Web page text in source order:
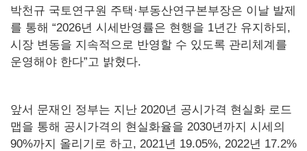
박천규 국토연구원 주택·부동산연구본부장은 이날 발제
를 통해 “2026년 시세반영률은 현행을 1년간 유지하되,
시장 변동을 지속적으로 반영할 수 있도록 관리체계를
운영해야 한다”고 밝혔다.
앞서 문재인 정부는 지난 2020년 공시가격 현실화 로드
맵을 통해 공시가격의 현실화율을 2030년까지 시세의
90%까지 올리기로 하고, 2021년 19.05%, 2022년 17.2%